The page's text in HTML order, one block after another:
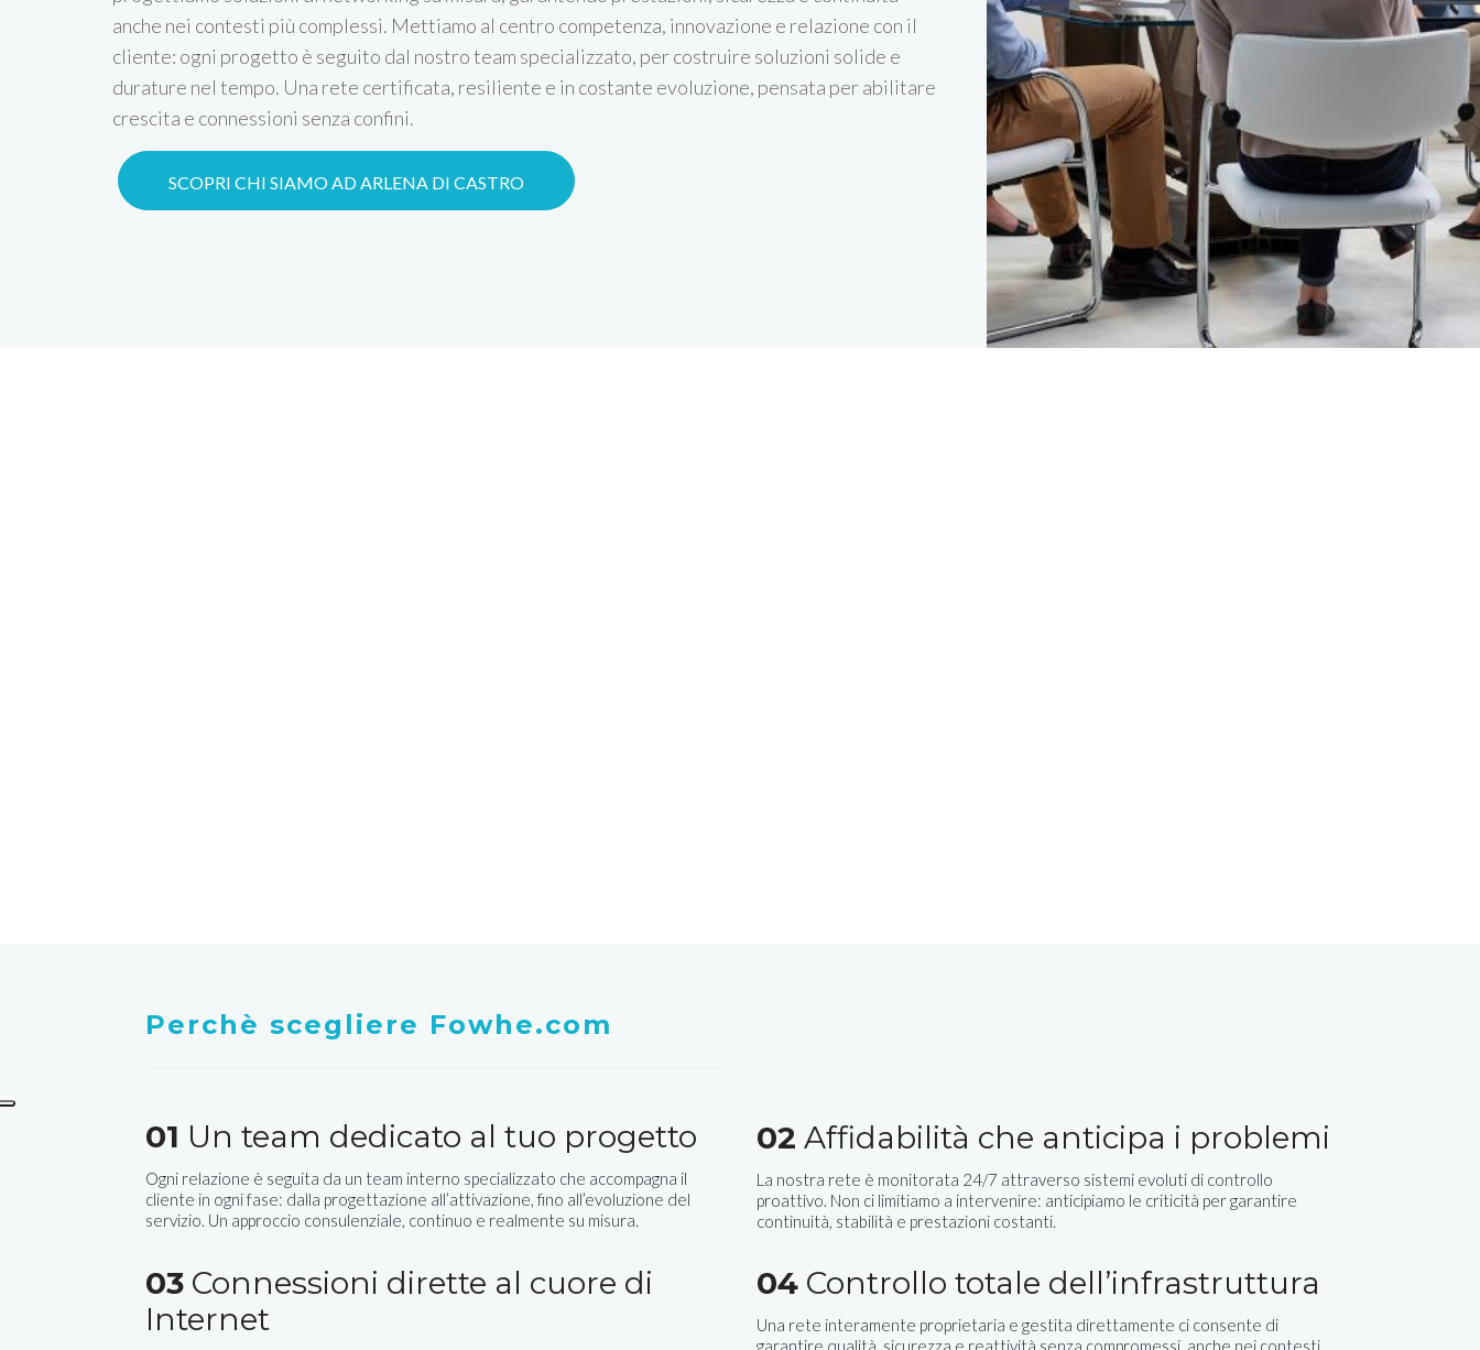
anche nei contesti più complessi. Mettiamo al centro competenza, innovazione e relazione con il
cliente: ogni progetto è seguito dal nostro team specializzato, per costruire soluzioni solide e
durature nel tempo. Una rete certificata, resiliente e in costante evoluzione, pensata per abilitare
crescita e connessioni senza confini.
SCOPRI CHI SIAMO AD ARLENA DI CASTRO
Perchè scegliere Fowhe.com
01 Un team dedicato al tuo progetto
Ogni relazione è seguita da un team interno specializzato che accompagna il
cliente in ogni fase: dalla progettazione all’attivazione, fino all’evoluzione del
servizio. Un approccio consulenziale, continuo e realmente su misura.
02 Affidabilità che anticipa i problemi
La nostra rete è monitorata 24/7 attraverso sistemi evoluti di controllo
proattivo. Non ci limitiamo a intervenire: anticipiamo le criticità per garantire
continuità, stabilità e prestazioni costanti.
03 Connessioni dirette al cuore di
Internet
04 Controllo totale dell’infrastruttura
Una rete interamente proprietaria e gestita direttamente ci consente di
garantire qualità, sicurezza e reattività senza compromessi, anche nei contesti